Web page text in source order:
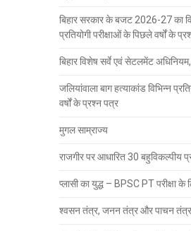
बिहार सरकार के बजट 2026-27 का
प्रतियोगी परीक्षाओं के पिछले वर्षों के
बिहार विशेष सर्वे एवं सेटलमेंट
जलियांवाला बाग हत्याकांड विभिन्न
वर्षों के प्रश्न पत्र
मुगल साम्राज्य
राजगीर पर आधारित 30 बहुविकल्पीय
प्लासी का युद्ध – BPSC PT परीक्षा के
श्वसन तंत्र, जनन तंत्र और पाचन तंत्र